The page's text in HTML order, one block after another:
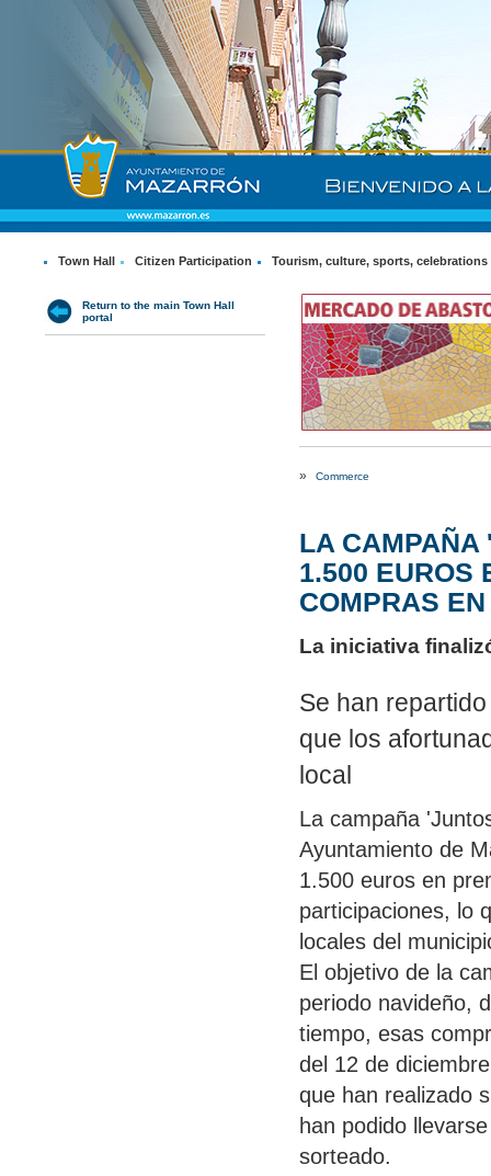
Town Hall Citizen Participation Tourism, culture, sports, celebrations
Return to the main Town Hall
portal
» Commerce
LA CAMPAÑA
1.500 EUROS
COMPRAS
La iniciativa
Se han
que los
local
La campaña
Ayuntamiento de
1.500 euros en
participaciones, lo
locales del
El objetivo de la
periodo navideño,
tiempo, esas
del 12 de
que han realizado
han podido
sorteado.